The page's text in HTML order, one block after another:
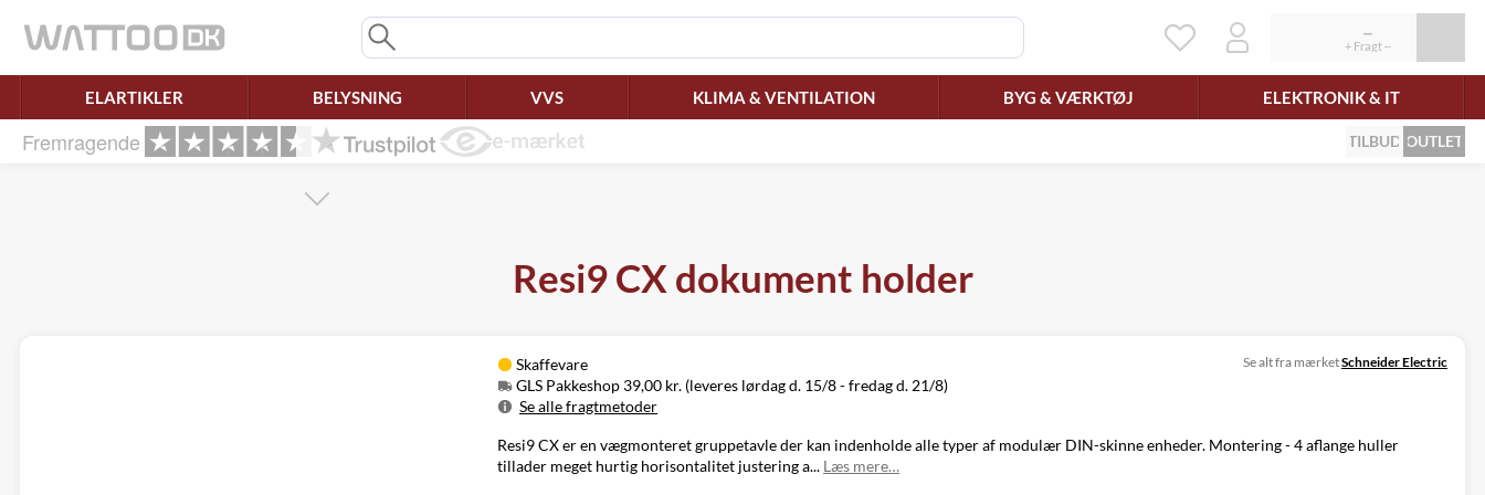
ELARTIKLER BELYSNING VVS KLIMA & VENTILATION BYG & VÆRKTØJ ELEKTRONIK & IT
Fremragende TILBUD OUTLET
Resi9 CX dokument holder
Skaffevare
GLS Pakkeshop 39,00 kr. (leveres lørdag d. 15/8 - fredag d. 21/8)
Se alle fragtmetoder
Metode
Pris
Leveres
GLS Pakkeshop
39,00 kr.
Lørdag d. 15/8
Se alt fra mærketSchneider Electric
Resi9 CX er en vægmonteret gruppetavle der kan indenholde alle typer af modulær DIN-skinne enheder. Montering - 4 aflange huller
tillader meget hurtig horisontalitet justering a... Læs mere…
Ret samtykke!